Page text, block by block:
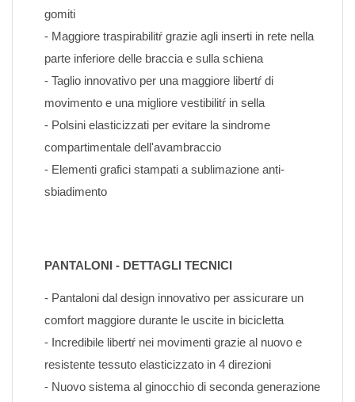
gomiti
- Maggiore traspirabilitŕ grazie agli inserti in rete nella
parte inferiore delle braccia e sulla schiena
- Taglio innovativo per una maggiore libertŕ di
movimento e una migliore vestibilitŕ in sella
- Polsini elasticizzati per evitare la sindrome
compartimentale dell'avambraccio
- Elementi grafici stampati a sublimazione anti-
sbiadimento
PANTALONI - DETTAGLI TECNICI
- Pantaloni dal design innovativo per assicurare un
comfort maggiore durante le uscite in bicicletta
- Incredibile libertŕ nei movimenti grazie al nuovo e
resistente tessuto elasticizzato in 4 direzioni
- Nuovo sistema al ginocchio di seconda generazione